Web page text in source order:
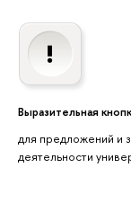
Выразительная
для предложений и
деятельности